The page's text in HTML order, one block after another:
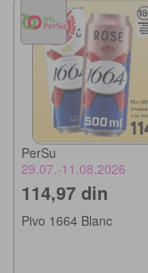
PerSu
29.07.-11.08.2026
114,97 din
Pivo 1664 Blanc